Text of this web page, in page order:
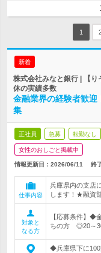
1
新着
株式会社みなと銀行 | 【
休の実績多数
金融業界の経験者歓
集
正社員 急募 転勤なし
女性のおしごと掲載中
情報更新日：2026/06/11 終
仕事内容
兵庫県内の支店
します！★融資
対象と
なる方
【応募条件】◆
ちの方 ◎20～
◆兵庫県下に